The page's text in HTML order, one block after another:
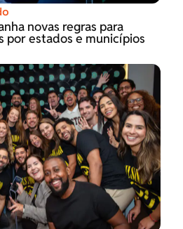
novas regras para
por estados e municípios